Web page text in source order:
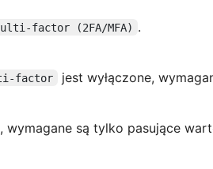
factor (2FA/MFA) .
factor
jest wyłączone,
wymagane są tylko pasujące